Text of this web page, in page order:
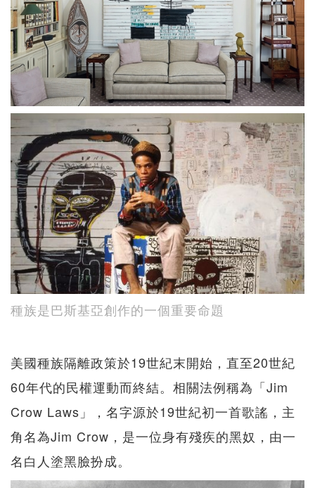
種族是巴斯基亞創作的一個重要命題
美國種族隔離政策於19世紀末開始，直至20世紀
60年代的民權運動而終結。相關法例稱為「Jim
Crow Laws」，名字源於19世紀初一首歌謠，主
角名為Jim Crow，是一位身有殘疾的黑奴，由一
名白人塗黑臉扮成。